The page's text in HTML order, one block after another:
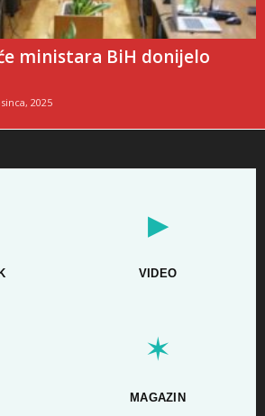
ministara BiH donijelo
2025
▶
VIDEO
✶
MAGAZIN